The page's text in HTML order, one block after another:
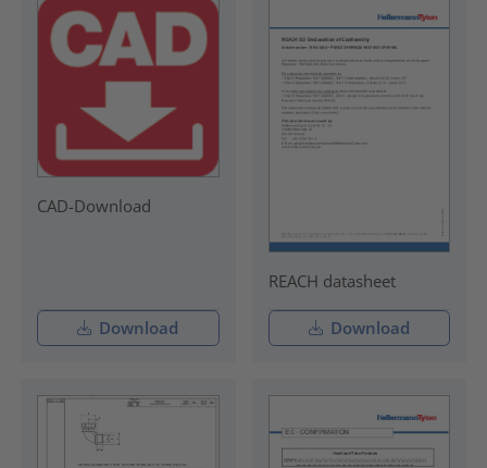
CAD-Download
Download
REACH datasheet
Download